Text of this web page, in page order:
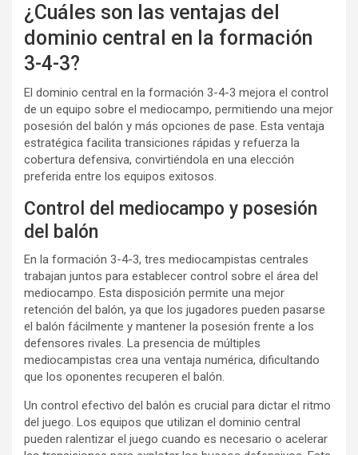
¿Cuáles son las ventajas del
dominio central en la formación
3-4-3?
El dominio central en la formación 3-4-3 mejora el control
de un equipo sobre el mediocampo, permitiendo una mejor
posesión del balón y más opciones de pase. Esta ventaja
estratégica facilita transiciones rápidas y refuerza la
cobertura defensiva, convirtiéndola en una elección
preferida entre los equipos exitosos.
Control del mediocampo y posesión
del balón
En la formación 3-4-3, tres mediocampistas centrales
trabajan juntos para establecer control sobre el área del
mediocampo. Esta disposición permite una mejor
retención del balón, ya que los jugadores pueden pasarse
el balón fácilmente y mantener la posesión frente a los
defensores rivales. La presencia de múltiples
mediocampistas crea una ventaja numérica, dificultando
que los oponentes recuperen el balón.
Un control efectivo del balón es crucial para dictar el ritmo
del juego. Los equipos que utilizan el dominio central
pueden ralentizar el juego cuando es necesario o acelerar